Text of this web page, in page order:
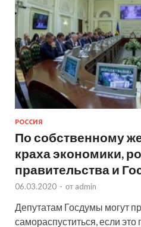
РОССИЯ
По собственному
краха экономики,
правительства и
06.03.2020 - от admin
Депутатам Госдумы могут
самораспуститься, если